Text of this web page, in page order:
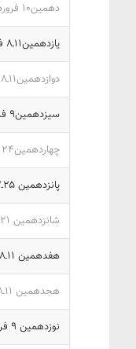
دهمین‎۱۰‎ فروردین ‎۱۳۶۵‎
یازدهمین۱۱ـ‎‍۸‎ فروردین ‎۱۳۶۶‎
دوازدهمین۱۱ـ‎‍۸‎ فروردین ‎۱۳۶۷‎
سیزدهمین‎۹‎ فروردین ‎۱۳۶۸‎
چهاردهمین‎۲۴‎ اسفند ‎۱۳۶۸‎
پانزدهمین ۲۵ـ‎‍۲۲‎ اسفند ‎۱۳۶۹‎
شانزدهمین ۲۱ـ‎‍۱۸‎ فروردین ‎۱۳۷۱‎
هفدهمین ۱۱ـ‎‍۸‎ فروردین ‎۱۳۷۲‎
هجدهمین ۱۱ـ‎‍۸‎ فروردین ‎۱۳۷۳‎
نوزدهمین‎۹ ‎ فروردین ‎۱۳۷۴‎